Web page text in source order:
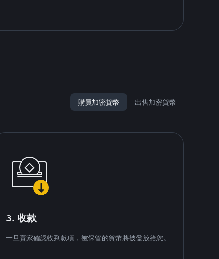
購買加密貨幣 出售加密貨幣
3. 收款
一旦賣家確認收到款項，被保管的貨幣將被發放給您。